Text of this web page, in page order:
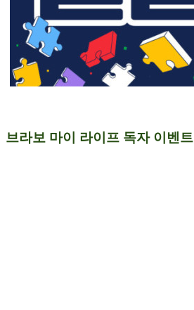
브라보 마이 라이프 독자 이벤트